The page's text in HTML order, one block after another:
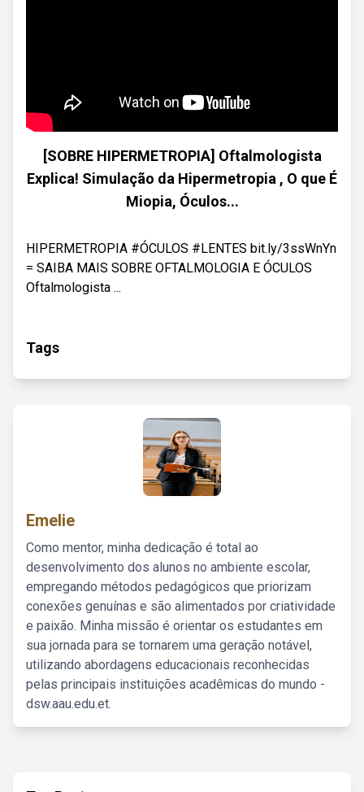
[SOBRE HIPERMETROPIA] Oftalmologista
Explica! Simulação da Hipermetropia , O que É
Miopia, Óculos...
HIPERMETROPIA #ÓCULOS #LENTES bit.ly/3ssWnYn
= SAIBA MAIS SOBRE OFTALMOLOGIA E ÓCULOS
Oftalmologista ...
Tags
Emelie
Como mentor, minha dedicação é total ao
desenvolvimento dos alunos no ambiente escolar,
empregando métodos pedagógicos que priorizam
conexões genuínas e são alimentados por criatividade
e paixão. Minha missão é orientar os estudantes em
sua jornada para se tornarem uma geração notável,
utilizando abordagens educacionais reconhecidas
pelas principais instituições acadêmicas do mundo -
dsw.aau.edu.et.